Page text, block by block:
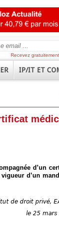
Recevez
IP/IT ET
d’un
d’un
de droit privé,
le 25 mars